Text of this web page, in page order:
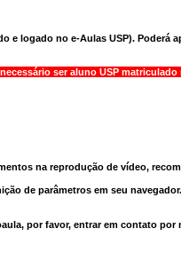
e logado no e-Aulas USP). Poderá
ser aluno USP
na reprodução de vídeo,
de parâmetros em seu navegador.
por favor, entrar em contato por